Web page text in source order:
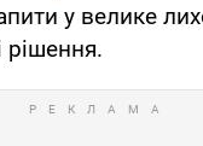
у велике
рішення.